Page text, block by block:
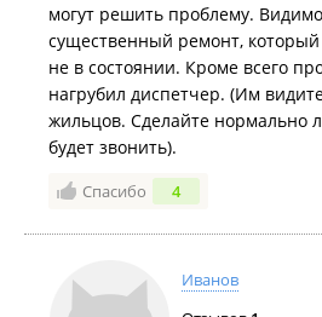
могут решить проблему.
существенный ремонт,
не в состоянии. Кроме всего
нагрубил диспетчер. (Им
жильцов. Сделайте нормально
будет звонить).
Спасибо 4
Иванов